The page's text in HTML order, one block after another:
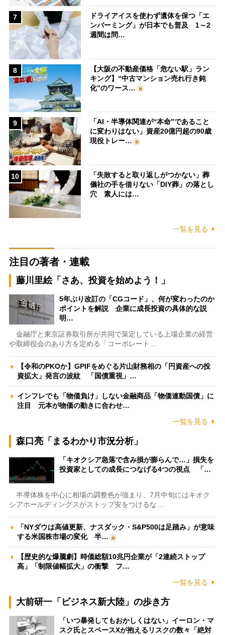
7
ドライアイスを使わず遺体を保つ「エ
ンバーミング」が日本でも普及 1～2
週間は問…
8
【大阪の不動産価格「危ない駅」ラン
キング】“中古マンション売れ行き鈍
化”のワース…
9
「AI・半導体関連が“本命”であること
に変わりはない」資産20億円超の90歳
現役トレー…
10
「失敗すると取り返しがつかない」葬
儀社の手を借りない「DIY葬」の落とし
穴 素人には…
一覧を見る
注目の著者・連載
藤川里絵「さあ、投資を始めよう！」
5年ぶり改訂の「CGコード」、何が変わったのか
ポイントを解説 企業に成長投資の具体的な説
明…
金融庁と東京証券取引所が共同で策定している上場企業の経営
や取締役会のあり方を定める「コーポレート…
【令和のPKOか】GPIFをめぐる片山財務相の「円資産への投
資拡大」発言の波紋 「国債重視」…
インフレでも「物価負け」しない金融商品「物価連動国債」に
注目 元本が物価の動きに合わせ…
一覧を見る
森口亮「まるわかり市況分析」
「キオクシア急落で含み損が膨らんで…」損失を
投資家としての成長につなげる4つの視点 「…
半導体株を中心に相場の調整色が強まり、7月中旬にはキオク
シアホールディングスがストップ安をつけるな…
「NYダウは高値更新、ナスダック・S&P500は足踏み」が意味
する米国株市場の変化 半…
【歴史的な爆騰劇】時価総額10兆円企業が「2連続ストップ
高」「制限値幅拡大」の衝撃 フ…
一覧を見る
大前研一「ビジネス新大陸」の歩き方
「いつ暴発してもおかしくはない」イーロン・マ
スク氏とスペースXが抱えるリスクの数々「絶対